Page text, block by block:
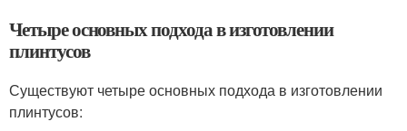
Четыре основных подхода в изготовлении
плинтусов
Существуют четыре основных подхода в изготовлении
плинтусов: